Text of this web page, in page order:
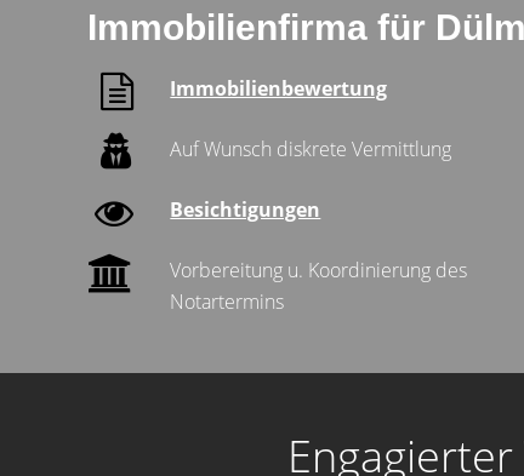
Immobilienfirma für
Immobilienbewertung
Auf Wunsch diskrete Vermittlung
Besichtigungen
Vorbereitung u. Koordinierung des
Notartermins
Engagierter